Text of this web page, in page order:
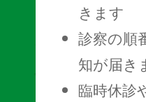
きます
診察の順
知が届き
臨時休診